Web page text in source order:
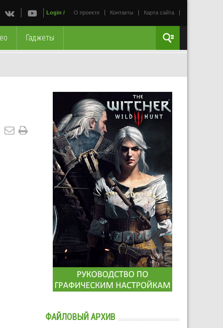
О проекте Контакты Карта сайта
Login /
Гаджеты
ФАЙЛОВЫЙ АРХИВ